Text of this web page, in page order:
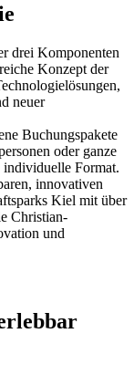
drei Komponenten
Konzept der
neuer
Buchungspakete
oder ganze
individuelle Format.
innovativen
Kiel mit über
Christian-
und